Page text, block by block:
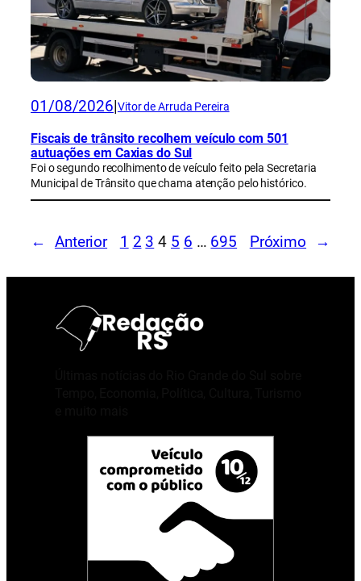
01/08/2026 Vitor de Arruda Pereira
Fiscais de trânsito recolhem veículo com 501
autuações em Caxias do Sul
Foi o segundo recolhimento de veículo feito pela Secretaria
Municipal de Trânsito que chama atenção pelo histórico.
← Anterior 1 2 3 4 5 6 … 695 Próximo →